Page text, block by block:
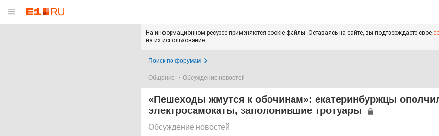
На информационном ресурсе применяются cookie-файлы. Оставаясь на сайте, вы подтверждаете свое
на их использование.
Поиск по форумам
Общение Обсуждение новостей
«Пешеходы жмутся к обочинам»: екатеринбуржцы
электросамокаты, заполонившие тротуары
Обсуждение новостей